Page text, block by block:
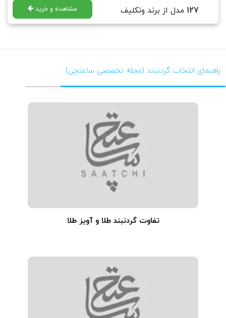
127 مدل از برند ونکلیف مشاهده و خرید
راهنمای انتخاب گردنبند (مجله تخصصی ساعتچی)
تفاوت گردنبند طلا و آویز طلا